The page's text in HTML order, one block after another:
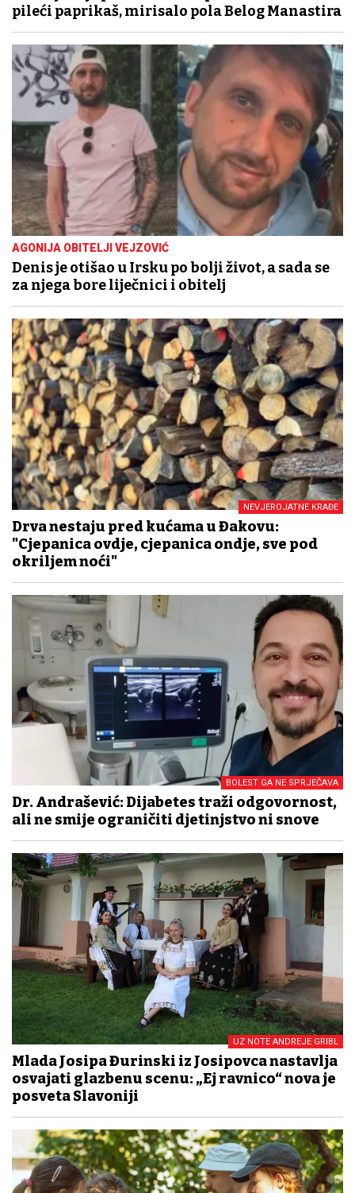
pileći paprikaš, mirisalo pola Belog Manastira
AGONIJA OBITELJI VEJZOVIĆ
Denis je otišao u Irsku po bolji život, a sada se
za njega bore liječnici i obitelj
NEVJEROJATNE KRAĐE
Drva nestaju pred kućama u Đakovu:
"Cjepanica ovdje, cjepanica ondje, sve pod
okriljem noći"
BOLEST GA NE SPRJEČAVA
Dr. Andrašević: Dijabetes traži odgovornost,
ali ne smije ograničiti djetinjstvo ni snove
UZ NOTE ANDREJE GRIBL
Mlada Josipa Đurinski iz Josipovca nastavlja
osvajati glazbenu scenu: „Ej ravnico“ nova je
posveta Slavoniji